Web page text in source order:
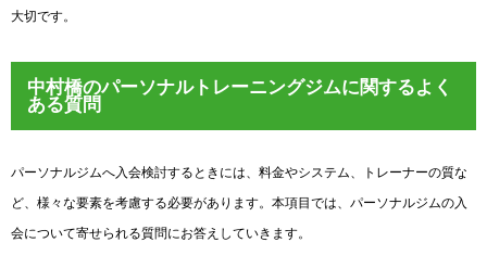
大切です。
中村橋のパーソナルトレーニングジムに関するよく
ある質問
パーソナルジムへ入会検討するときには、料金やシステム、トレーナーの質な
ど、様々な要素を考慮する必要があります。本項目では、パーソナルジムの入
会について寄せられる質問にお答えしていきます。